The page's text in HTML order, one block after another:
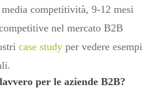
competitività, 9-12 mesi
nel mercato B2B
case studyper vedere esempi
per le aziende B2B?